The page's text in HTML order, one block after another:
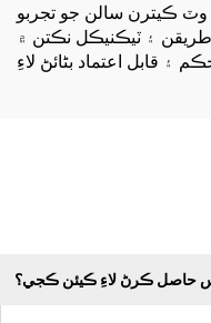
وٽ ڪيترن سالن جو تجربو
۽ ٽيڪنيڪل نڪتن ۾
حاصل ڪرڻ لاءِ ڪيئن ڪجي؟